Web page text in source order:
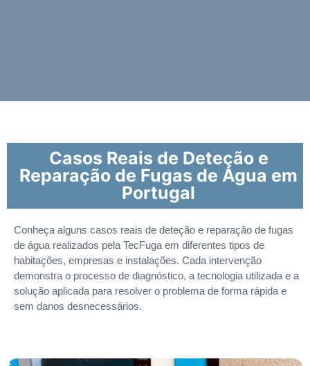
Casos Reais de Deteção e
Reparação de Fugas de Água em
Portugal
Conheça alguns casos reais de deteção e reparação de fugas
de água realizados pela TecFuga em diferentes tipos de
habitações, empresas e instalações. Cada intervenção
demonstra o processo de diagnóstico, a tecnologia utilizada e a
solução aplicada para resolver o problema de forma rápida e
sem danos desnecessários.